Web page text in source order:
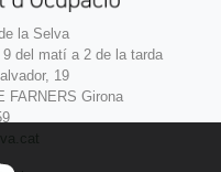
la Selva
del matí a 2 de la tarda
19
FARNERS Girona